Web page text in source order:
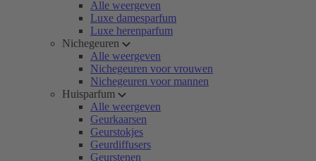
Alle weergeven
Luxe damesparfum
Luxe herenparfum
Nichegeuren
Alle weergeven
Nichegeuren voor vrouwen
Nichegeuren voor mannen
Huisparfum
Alle weergeven
Geurkaarsen
Geurstokjes
Geurdiffusers
Geurstenen